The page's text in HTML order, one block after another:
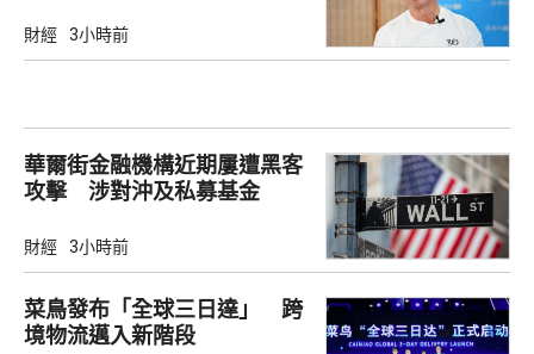
財經 3小時前
華爾街金融機構近期屢遭黑客
攻擊 涉對沖及私募基金
財經 3小時前
菜鳥發布「全球三日達」 跨
境物流邁入新階段